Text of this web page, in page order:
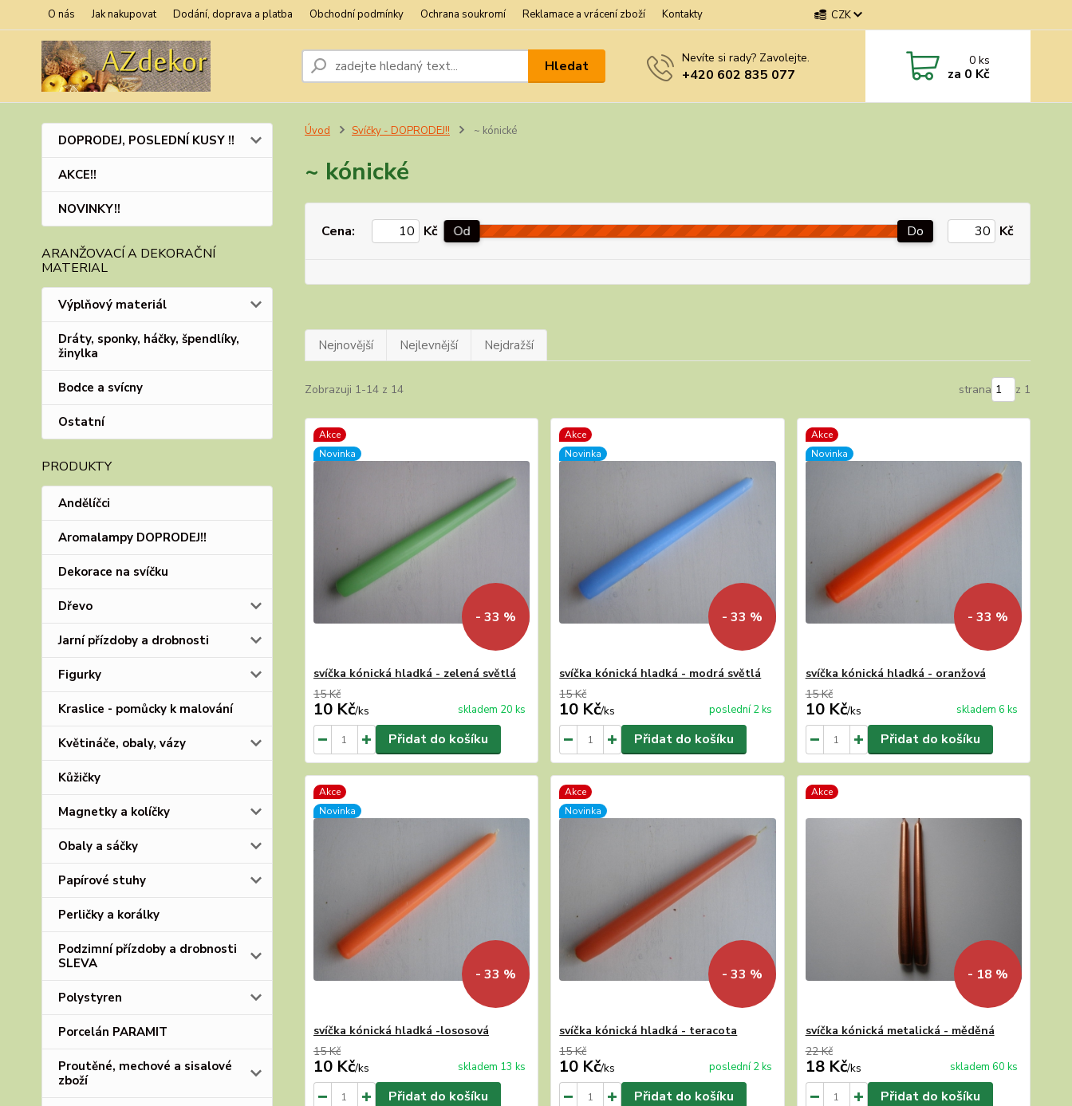
O nás Jak nakupovat Dodání, doprava a platba Obchodní podmínky Ochrana soukromí Reklamace a vrácení zboží Kontakty CZK
Hledat Nevíte si rady? Zavolejte.
+420 602 835 077
0ks
za 0 Kč
DOPRODEJ, POSLEDNÍ KUSY !!
AKCE!!
NOVINKY!!
ARANŽOVACÍ A DEKORAČNÍ
MATERIAL
Výplňový materiál
Dráty, sponky, háčky, špendlíky,
žinylka
Bodce a svícny
Ostatní
PRODUKTY
Andělíčci
Aromalampy DOPRODEJ!!
Dekorace na svíčku
Dřevo
Jarní přízdoby a drobnosti
Figurky
Kraslice - pomůcky k malování
Květináče, obaly, vázy
Kůžičky
Magnetky a kolíčky
Obaly a sáčky
Papírové stuhy
Perličky a korálky
Podzimní přízdoby a drobnosti
SLEVA
Polystyren
Porcelán PARAMIT
Proutěné, mechové a sisalové
zboží
Úvod Svíčky - DOPRODEJ!! ~ kónické
~ kónické
Cena: Kč Od Do Kč
Nejnovější Nejlevnější Nejdražší
Zobrazuji 1-14 z 14 strana z 1
Akce
Novinka
- 33 %
svíčka kónická hladká - zelená světlá
15 Kč
10 Kč/ks skladem 20 ks
Přidat do košíku
Akce
Novinka
- 33 %
svíčka kónická hladká - modrá světlá
15 Kč
10 Kč/ks poslední 2 ks
Přidat do košíku
Akce
Novinka
- 33 %
svíčka kónická hladká - oranžová
15 Kč
10 Kč/ks skladem 6 ks
Přidat do košíku
Akce
Novinka
- 33 %
svíčka kónická hladká -lososová
15 Kč
10 Kč/ks skladem 13 ks
Přidat do košíku
Akce
Novinka
- 33 %
svíčka kónická hladká - teracota
15 Kč
10 Kč/ks poslední 2 ks
Přidat do košíku
Akce
- 18 %
svíčka kónická metalická - měděná
22 Kč
18 Kč/ks skladem 60 ks
Přidat do košíku